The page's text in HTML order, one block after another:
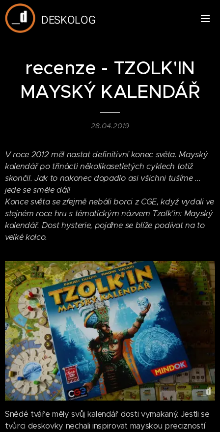
DESKOLOG
recenze - TZOLK'IN
MAYSKÝ KALENDÁŘ
28.04.2019
V roce 2012 měl nastat definitivní konec světa. Mayský
kalendář po třinácti několikasetletých cyklech totiž
skončil. Jak to nakonec dopadlo asi všichni tušíme ...
jede se směle dál!
Konce světa se zřejmě nebáli borci z CGE, když vydali ve
stejném roce hru s tématickým názvem Tzolk'in: Mayský
kalendář. Dost hysterie, pojďme se blíže podívat na to
velké kolco.
Snědé tváře měly svůj kalendář dosti vymakaný. Jestli se
tvůrci deskovky nechali inspirovat mayskou precizností